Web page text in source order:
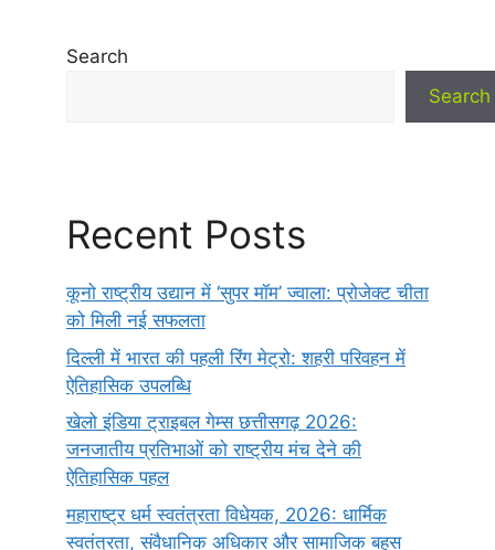
Search
Search
Recent Posts
कूनो राष्ट्रीय उद्यान में ‘सुपर मॉम’ ज्वाला: प्रोजेक्ट चीता
को मिली नई सफलता
दिल्ली में भारत की पहली रिंग मेट्रो: शहरी परिवहन में
ऐतिहासिक उपलब्धि
खेलो इंडिया ट्राइबल गेम्स छत्तीसगढ़ 2026:
जनजातीय प्रतिभाओं को राष्ट्रीय मंच देने की
ऐतिहासिक पहल
महाराष्ट्र धर्म स्वतंत्रता विधेयक, 2026: धार्मिक
स्वतंत्रता, संवैधानिक अधिकार और सामाजिक बहस